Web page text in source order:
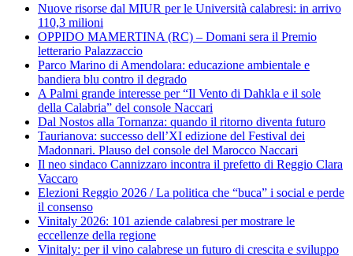
Nuove risorse dal MIUR per le Università calabresi: in arrivo
110,3 milioni
OPPIDO MAMERTINA (RC) – Domani sera il Premio
letterario Palazzaccio
Parco Marino di Amendolara: educazione ambientale e
bandiera blu contro il degrado
A Palmi grande interesse per “Il Vento di Dahkla e il sole
della Calabria” del console Naccari
Dal Nostos alla Tornanza: quando il ritorno diventa futuro
Taurianova: successo dell’XI edizione del Festival dei
Madonnari. Plauso del console del Marocco Naccari
Il neo sindaco Cannizzaro incontra il prefetto di Reggio Clara
Vaccaro
Elezioni Reggio 2026 / La politica che “buca” i social e perde
il consenso
Vinitaly 2026: 101 aziende calabresi per mostrare le
eccellenze della regione
Vinitaly: per il vino calabrese un futuro di crescita e sviluppo